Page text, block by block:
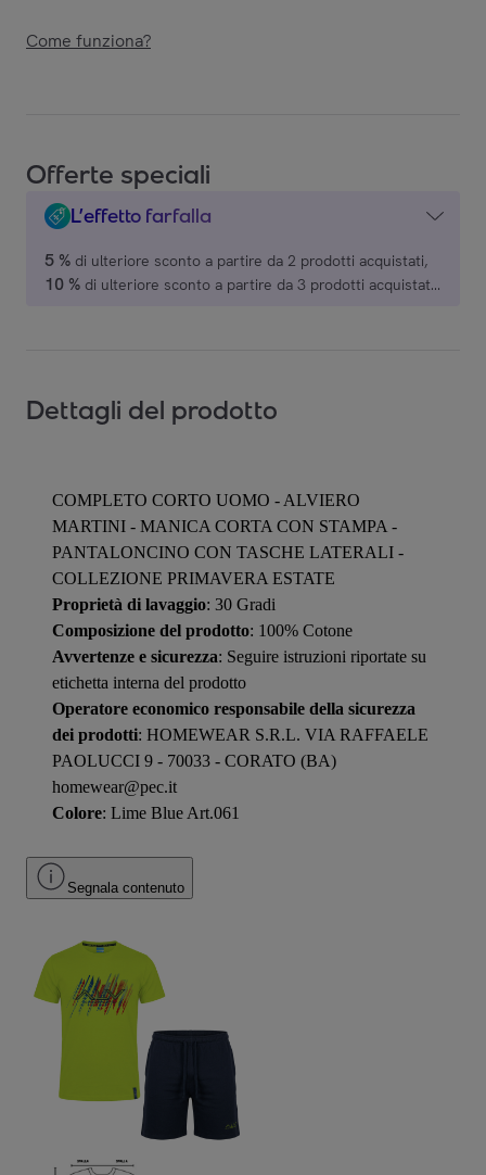
Come funziona?
Offerte speciali
L’effetto farfalla
5 % di ulteriore sconto a partire da 2 prodotti acquistati,
10 % di ulteriore sconto a partire da 3 prodotti acquistati,
Dettagli del prodotto
COMPLETO CORTO UOMO - ALVIERO
MARTINI - MANICA CORTA CON STAMPA -
PANTALONCINO CON TASCHE LATERALI -
COLLEZIONE PRIMAVERA ESTATE
Proprietà di lavaggio: 30 Gradi
Composizione del prodotto: 100% Cotone
Avvertenze e sicurezza: Seguire istruzioni riportate su
etichetta interna del prodotto
Operatore economico responsabile della sicurezza
dei prodotti: HOMEWEAR S.R.L. VIA RAFFAELE
PAOLUCCI 9 - 70033 - CORATO (BA)
homewear@pec.it
Colore: Lime Blue Art.061
Segnala contenuto